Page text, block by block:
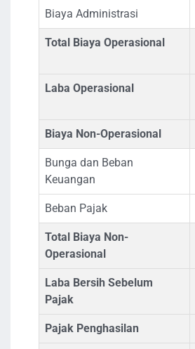
Biaya Administrasi
Total Biaya Operasional
Laba Operasional
Biaya Non-Operasional
Bunga dan Beban
Keuangan
Beban Pajak
Total Biaya Non-
Operasional
Laba Bersih Sebelum
Pajak
Pajak Penghasilan